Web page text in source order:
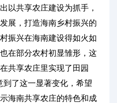
以共享农庄建设为抓手，
展，打造海南乡村振兴的
振兴在海南建设得如火如
在部分农村初显雏形，这
共享农庄里实现了田园
到了这一显著变化，希望
海南共享农庄的特色和成